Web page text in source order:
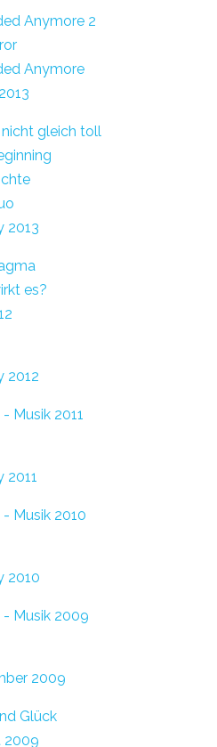
Anymore 2
Anymore
gleich toll
2013
es?
2012
Musik 2011
2011
Musik 2010
2010
- Musik 2009
2009
Glück
2009